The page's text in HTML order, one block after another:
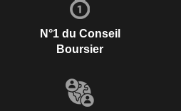
N°1 du Conseil
Boursier